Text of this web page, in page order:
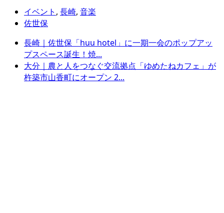
イベント , 長崎, 音楽
佐世保
長崎｜佐世保「huu hotel」に一期一会のポップアッ
プスペース誕生！焼...
大分｜農と人をつなぐ交流拠点「ゆめたねカフェ」が
杵築市山香町にオープン 2...